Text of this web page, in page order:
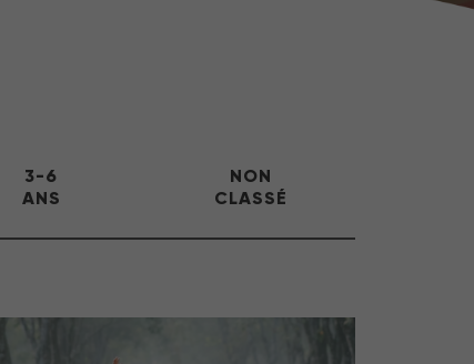
3-6
ANS
NON
CLASSÉ